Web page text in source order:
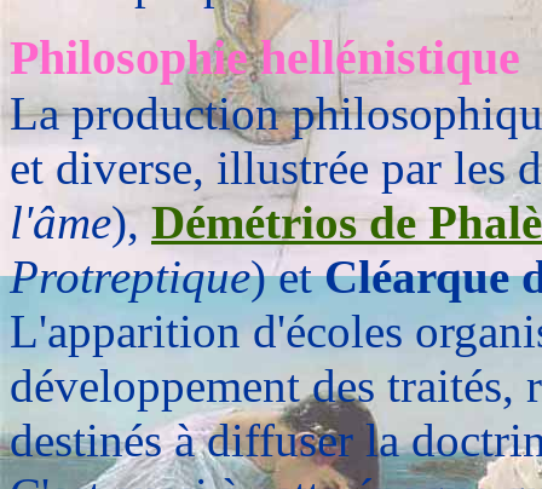
Philosophie hellénistique
La production
et diverse, illustrée par les
l'âme),Démétrios de
Protreptique) etCléarque
L'apparition d'écoles
développement des traités,
destinés à diffuser la